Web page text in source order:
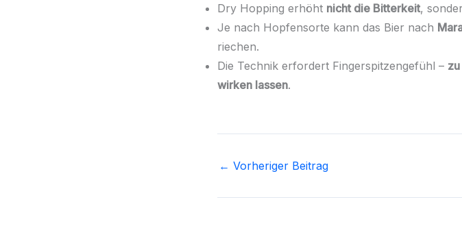
Dry Hopping erhöht nicht die Bitterkeit,
Je nach Hopfensorte kann das Bier nach
riechen.
Die Technik erfordert Fingerspitzengefühl –
wirken lassen.
← Vorheriger Beitrag